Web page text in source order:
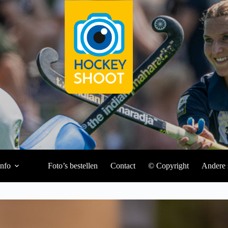
Foto’s bestellen Contact © Copyright Andere